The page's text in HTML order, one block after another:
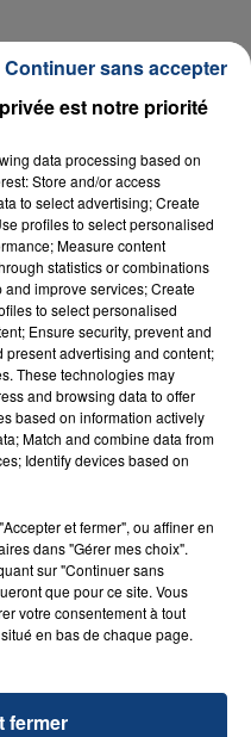
RADIO CONTACT
le feu après avoir
est notre priorité
data processing based on
Store and/or access
to select advertising; Create
profiles to select personalised
Measure content
statistics or combinations
improve services; Create
to select personalised
Ensure security, prevent and
present advertising and content;
These technologies may
and browsing data to offer
based on information actively
Match and combine data from
Identify devices based on
et fermer", ou affiner en
dans "Gérer mes choix".
sur "Continuer sans
que pour ce site. Vous
votre consentement à tout
en bas de chaque page.
fermer
Continuer sans accepter